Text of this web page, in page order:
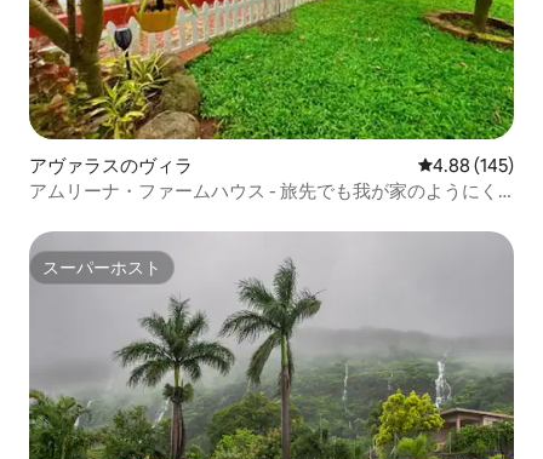
アヴァラスのヴィラ レビュー145
4.88 (145)
アムリーナ・ファームハウス - 旅先でも我が家のようにく
スーパーホスト
スーパーホスト